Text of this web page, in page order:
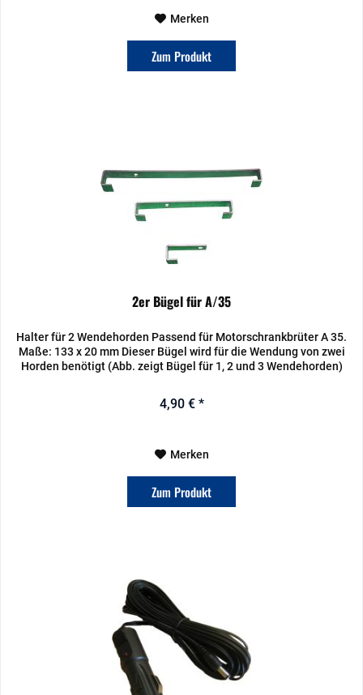
Merken
Zum Produkt
2er Bügel für A/35
Halter für 2 Wendehorden Passend für Motorschrankbrüter A 35.
Maße: 133 x 20 mm Dieser Bügel wird für die Wendung von zwei
Horden benötigt (Abb. zeigt Bügel für 1, 2 und 3 Wendehorden)
4,90 € *
Merken
Zum Produkt